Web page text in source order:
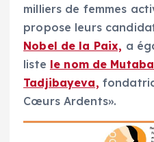
milliers de femmes
propose leurs
Nobel de la Paix, a
liste le nom de
Tadjibayeva,
Cœurs Ardents».